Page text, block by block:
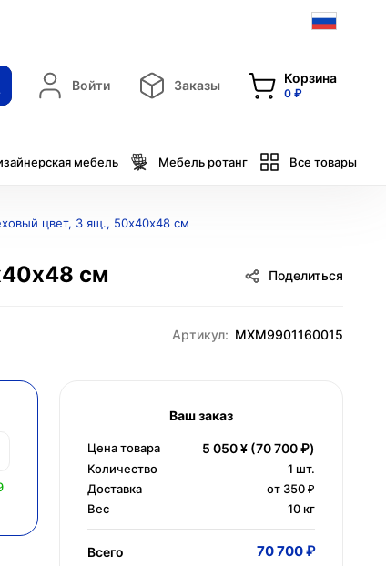
Войти Заказы Корзина
0 ₽
мебель Мебель ротанг Все товары
цвет, 3 ящ., 50х40х48 см
см Поделиться
Артикул: MXM9901160015
Ваш заказ
Цена товара 5 050 ¥ (70 700 ₽)
Количество 1 шт.
Доставка
от 350 ₽
Вес
10 кг
Всего 70 700 ₽